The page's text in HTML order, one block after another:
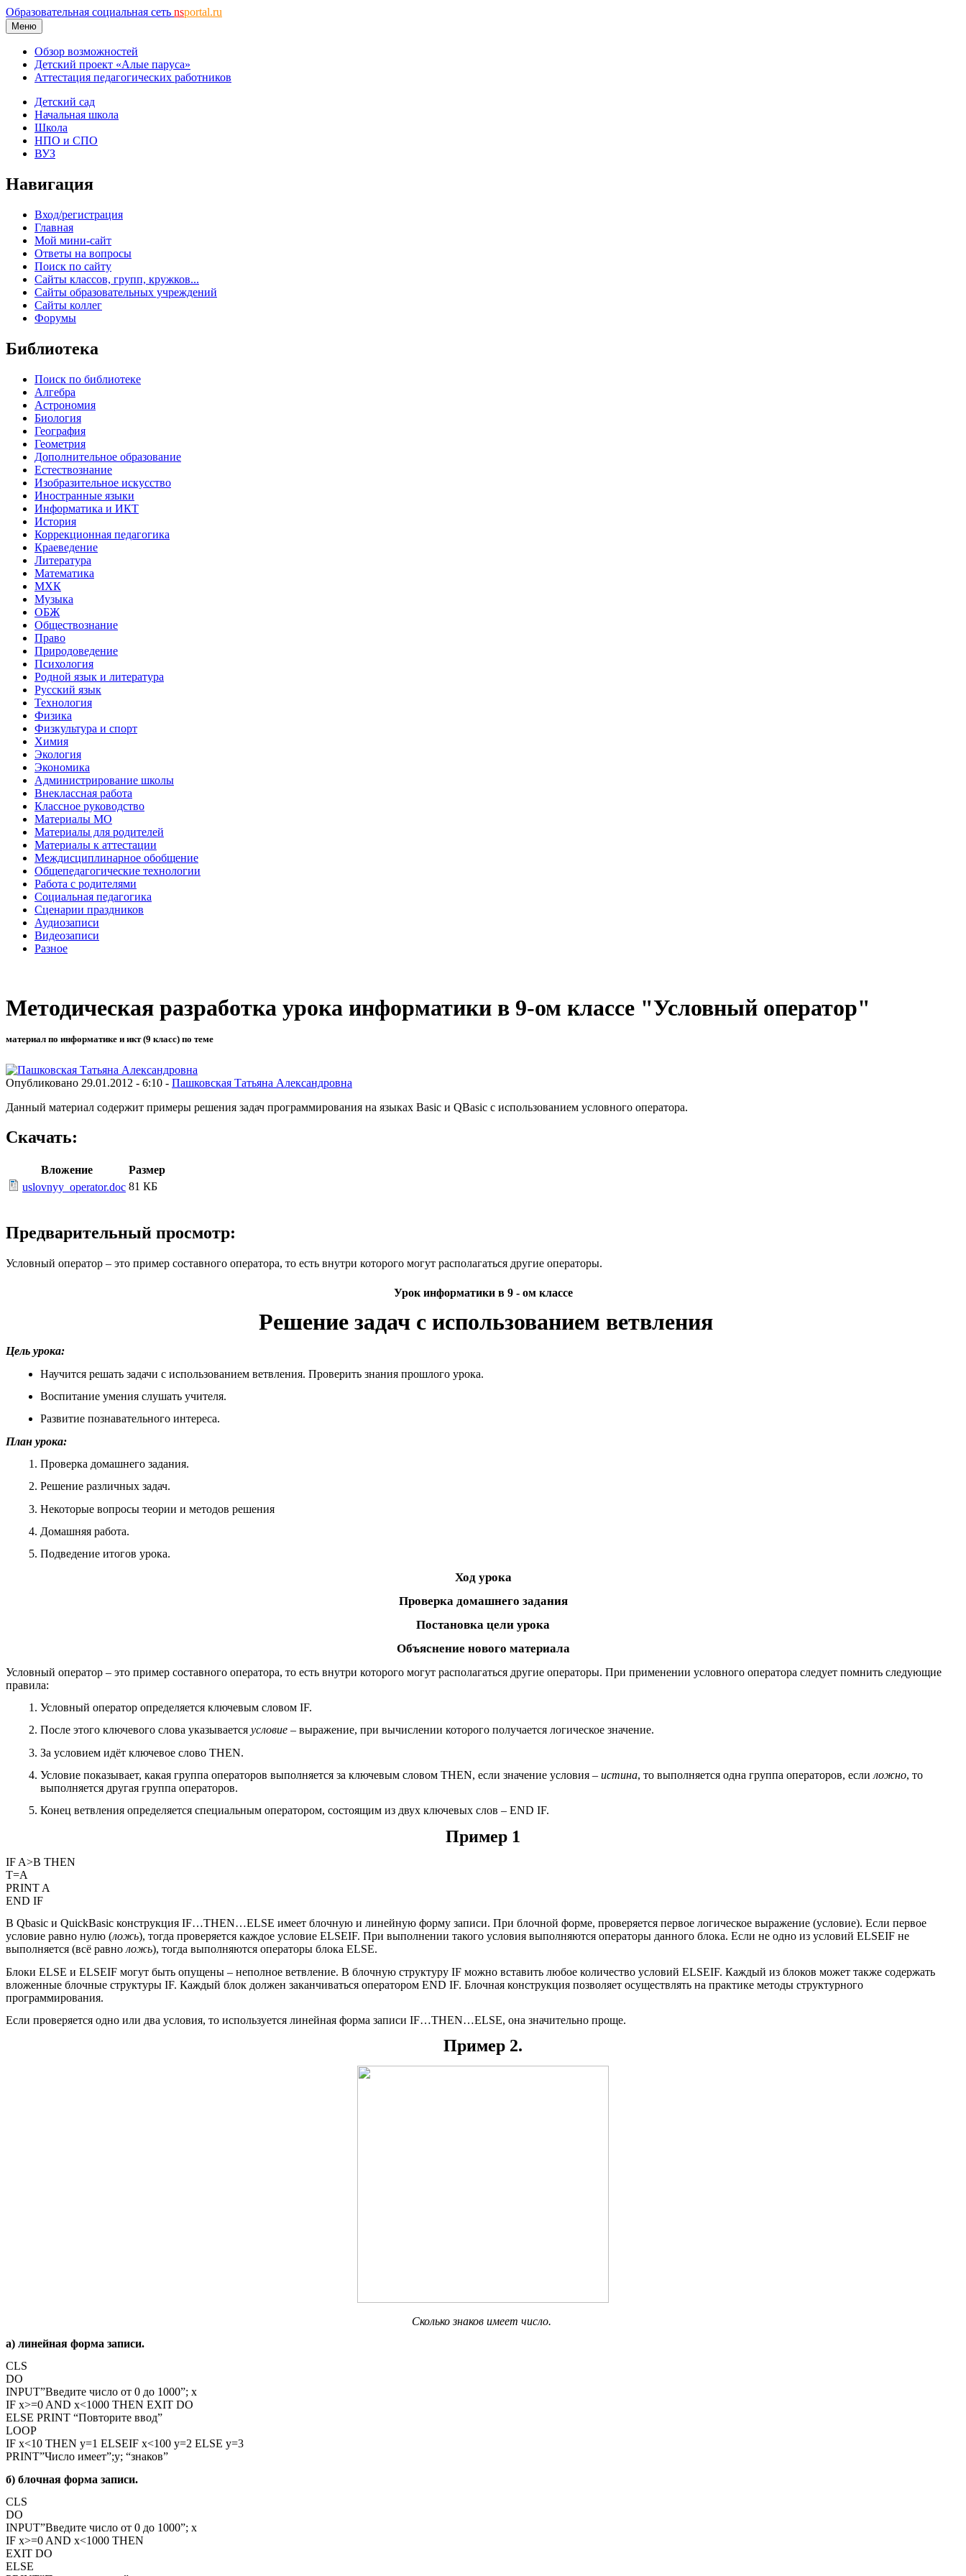
Образовательная социальная сеть nsportal.ru
Меню
Обзор возможностей
Детский проект «Алые паруса»
Аттестация педагогических работников
Детский сад
Начальная школа
Школа
НПО и СПО
ВУЗ
Навигация
Вход/регистрация
Главная
Мой мини-сайт
Ответы на вопросы
Поиск по сайту
Сайты классов, групп, кружков...
Сайты образовательных учреждений
Сайты коллег
Форумы
Библиотека
Поиск по библиотеке
Алгебра
Астрономия
Биология
География
Геометрия
Дополнительное образование
Естествознание
Изобразительное искусство
Иностранные языки
Информатика и ИКТ
История
Коррекционная педагогика
Краеведение
Литература
Математика
МХК
Музыка
ОБЖ
Обществознание
Право
Природоведение
Психология
Родной язык и литература
Русский язык
Технология
Физика
Физкультура и спорт
Химия
Экология
Экономика
Администрирование школы
Внеклассная работа
Классное руководство
Материалы МО
Материалы для родителей
Материалы к аттестации
Междисциплинарное обобщение
Общепедагогические технологии
Работа с родителями
Социальная педагогика
Сценарии праздников
Аудиозаписи
Видеозаписи
Разное
Методическая разработка урока информатики в 9-ом классе "Условный оператор"
материал по информатике и икт (9 класс) по теме
Опубликовано 29.01.2012 - 6:10 - Пашковская Татьяна Александровна
Данный материал содержит примеры решения задач программирования на языках Basic и QBasic с использованием условного оператора.
Скачать:
Вложение
Размер
uslovnyy_operator.doc 81 КБ
Предварительный просмотр:
Условный оператор – это пример составного оператора, то есть внутри которого могут располагаться другие операторы.
Урок информатики в 9 - ом классе
Решение задач с использованием ветвления
Цель урока:
Научится решать задачи с использованием ветвления. Проверить знания прошлого урока.
Воспитание умения слушать учителя.
Развитие познавательного интереса.
План урока:
Проверка домашнего задания.
Решение различных задач.
Некоторые вопросы теории и методов решения
Домашняя работа.
Подведение итогов урока.
Ход урока
Проверка домашнего задания
Постановка цели урока
Объяснение нового материала
Условный оператор – это пример составного оператора, то есть внутри которого могут располагаться другие операторы. При применении условного оператора следует помнить следующие
правила:
Условный оператор определяется ключевым словом IF.
После этого ключевого слова указывается условие – выражение, при вычислении которого получается логическое значение.
За условием идёт ключевое слово THEN.
Условие показывает, какая группа операторов выполняется за ключевым словом THEN, если значение условия – истина, то выполняется одна группа операторов, если ложно, то
выполняется другая группа операторов.
Конец ветвления определяется специальным оператором, состоящим из двух ключевых слов – END IF.
Пример 1
IF A>B THEN
T=A
PRINT A
END IF
В Qbasic и QuickBasic конструкция IF…THEN…ELSE имеет блочную и линейную форму записи. При блочной форме, проверяется первое логическое выражение (условие). Если первое
условие равно нулю (ложь), тогда проверяется каждое условие ELSEIF. При выполнении такого условия выполняются операторы данного блока. Если не одно из условий ELSEIF не
выполняется (всё равно ложь), тогда выполняются операторы блока ELSE.
Блоки ELSE и ELSEIF могут быть опущены – неполное ветвление. В блочную структуру IF можно вставить любое количество условий ELSEIF. Каждый из блоков может также содержать
вложенные блочные структуры IF. Каждый блок должен заканчиваться оператором END IF. Блочная конструкция позволяет осуществлять на практике методы структурного
программирования.
Если проверяется одно или два условия, то используется линейная форма записи IF…THEN…ELSE, она значительно проще.
Пример 2.
Сколько знаков имеет число.
a) линейная форма записи.
CLS
DO
INPUT”Введите число от 0 до 1000”; x
IF x>=0 AND x<1000 THEN EXIT DO
ELSE PRINT “Повторите ввод”
LOOP
IF x<10 THEN y=1 ELSEIF x<100 y=2 ELSE y=3
PRINT”Число имеет”;y; “знаков”
б) блочная форма записи.
CLS
DO
INPUT”Введите число от 0 до 1000”; x
IF x>=0 AND x<1000 THEN
EXIT DO
ELSE